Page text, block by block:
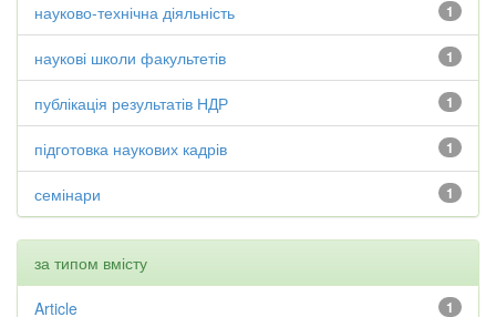
1
науково-технічна діяльність
1
наукові школи факультетів
1
публікація результатів НДР
1
підготовка наукових кадрів
1
семінари
за типом вмісту
1
Article